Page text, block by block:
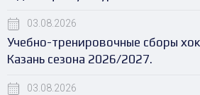
03.08.2026
Учебно-тренировочные сборы
Казань сезона 2026/2027.
03.08.2026